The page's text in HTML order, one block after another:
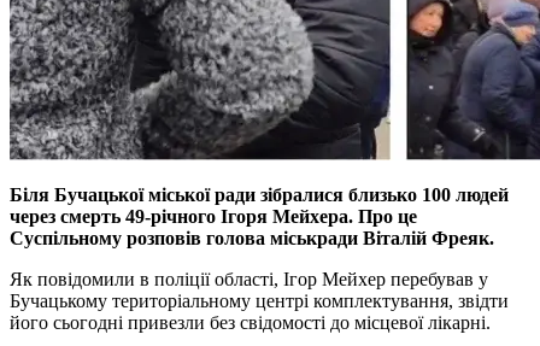
Біля Бучацької міської ради зібралися близько 100 людей
через смерть 49-річного Ігоря Мейхера. Про це
Суспільному розповів голова міськради Віталій Фреяк.
Як повідомили в поліції області, Ігор Мейхер перебував у
Бучацькому територіальному центрі комплектування, звідти
його сьогодні привезли без свідомості до місцевої лікарні.